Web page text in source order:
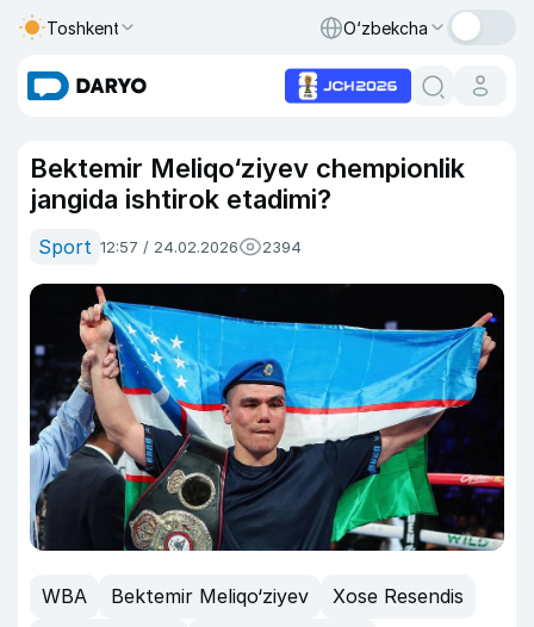
Toshkent O‘zbekcha
Bektemir Meliqo‘ziyev chempionlik
jangida ishtirok etadimi?
Sport 12:57 / 24.02.2026 2394
WBA Bektemir Meliqo‘ziyev
Xose Resendis